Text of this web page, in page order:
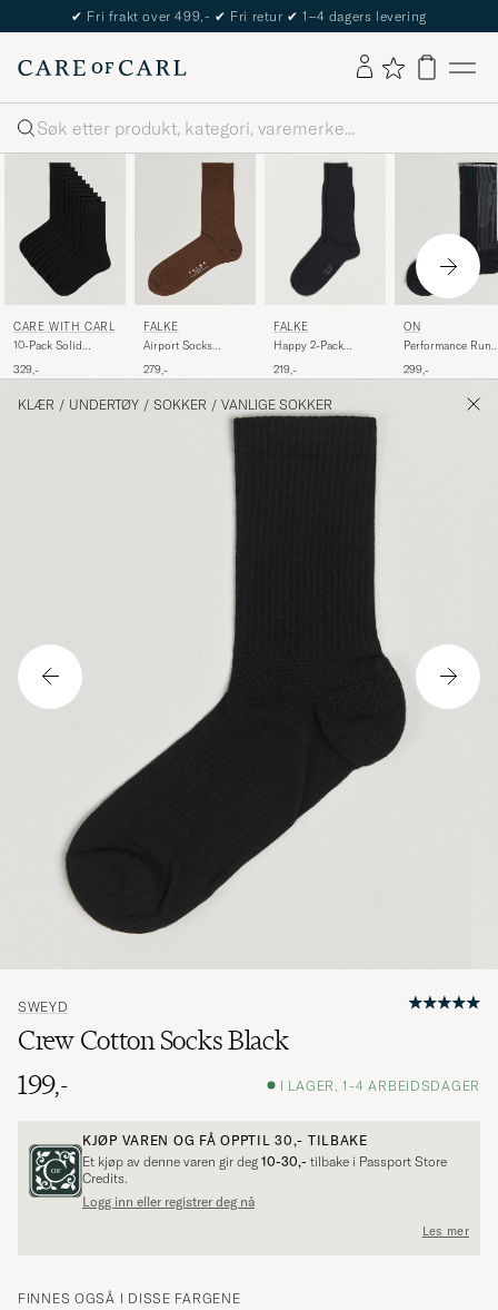
✔ Fri frakt over 499,- ✔ Fri retur ✔ 1–4 dagers levering
Søk
CARE WITH CARL
10-Pack Solid
BLACK
329,-
FALKE
Airport Socks
279,-
FALKE
Happy 2-Pack
219,-
ON
Performance Run
299,-
KLÆR / UNDERTØY / SOKKER / VANLIGE SOKKER
SWEYD
Crew Cotton Socks Black
199,-
I LAGER, 1-4 ARBEIDSDAGER
KJØP VAREN OG FÅ OPPTIL30,- TILBAKE
Et kjøp av denne varen gir deg 10-30,- tilbake i Passport Store
Credits.
Logg inn eller registrer deg nå
Les mer
FINNES OGSÅ I DISSE FARGENE